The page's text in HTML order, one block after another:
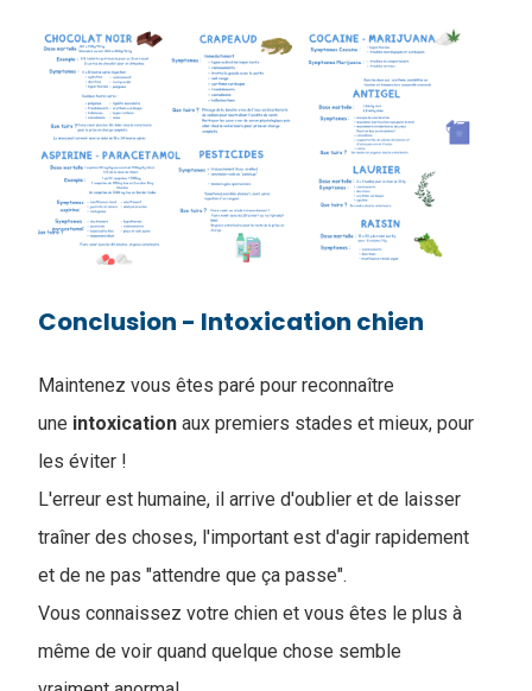
Conclusion - Intoxication chien
Maintenez vous êtes paré pour reconnaître
une intoxication aux premiers stades et mieux, pour
les éviter !
L'erreur est humaine, il arrive d'oublier et de laisser
traîner des choses, l'important est d'agir rapidement
et de ne pas "attendre que ça passe".
Vous connaissez votre chien et vous êtes le plus à
même de voir quand quelque chose semble